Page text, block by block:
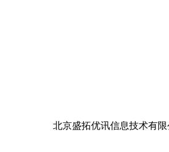
北京盛拓优讯信息技术有